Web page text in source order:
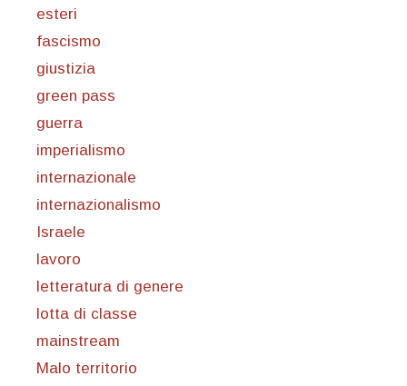
esteri
fascismo
giustizia
green pass
guerra
imperialismo
internazionale
internazionalismo
Israele
lavoro
letteratura di genere
lotta di classe
mainstream
Malo territorio